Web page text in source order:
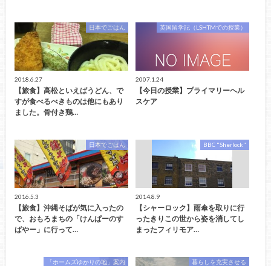
日本でごはん
2018.6.27
【旅食】高松といえばうどん、で
すが食べるべきものは他にもあり
ました。骨付き鶏…
英国留学記（LSHTMでの授業）
2007.1.24
【今日の授業】プライマリーヘル
スケア
日本でごはん
2016.5.3
【旅食】沖縄そばが気に入ったの
で、おもろまちの「けんぱーのす
ばやー」に行って…
BBC "Sherlock"
2014.8.9
【シャーロック】雨傘を取りに行
ったきりこの世から姿を消してし
まったフィリモア…
「ホームズゆかりの地」案内 暮らしを充実させる